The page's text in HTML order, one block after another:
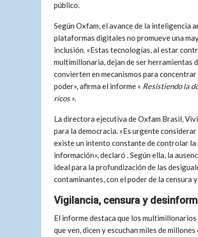
público.
Según Oxfam, el avance de la inteligencia
plataformas digitales no promueve una
inclusión. «Estas tecnologías, al estar
multimillonaria, dejan de ser herramientas
convierten en mecanismos para concentrar
poder», afirma el informe « Resistiendo la
ricos».
La directora ejecutiva de Oxfam Brasil,
para la democracia. «Es urgente
existe un intento constante de controlar
información», declaró . Según ella, la
ideal para la profundización de las
contaminantes, con el poder de la censura
Vigilancia, censura y
El informe destaca que los
que ven, dicen y escuchan miles de